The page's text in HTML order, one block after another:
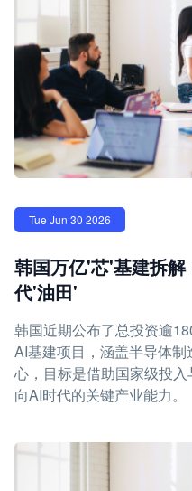
Tue Jun 30 2026
韩国万亿'芯'基建拆
代'油田'
韩国近期公布了总投资逾
AI基建项目，涵盖半导体
心，目标是借助国家级投
向AI时代的关键产业能力。